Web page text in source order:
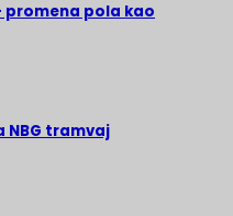
promena pola kao
NBG tramvaj